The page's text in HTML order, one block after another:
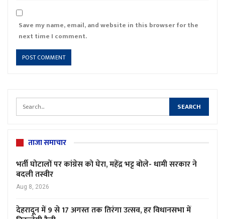
Save my name, email, and website in this browser for the
next time I comment.
ताजा समाचार
भर्ती घोटालों पर कांग्रेस को घेरा, महेंद्र भट्ट बोले- धामी सरकार ने
बदली तस्वीर
Aug 8, 2026
देहरादून में 9 से 17 अगस्त तक तिरंगा उत्सव, हर विधानसभा में